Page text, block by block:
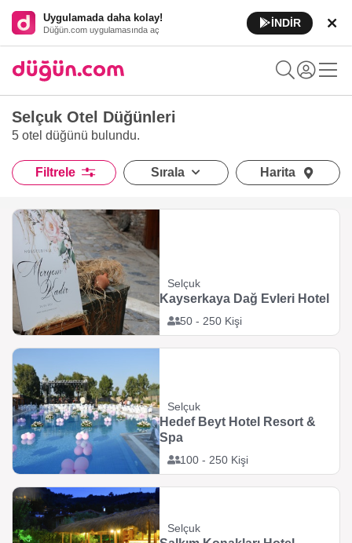
Uygulamada daha kolay!
Düğün.com uygulamasında aç
İNDİR
Selçuk Otel Düğünleri
5 otel düğünü bulundu.
Filtrele Sırala Harita
Selçuk
50 - 250 Kişi
Kayserkaya Dağ Evleri Hotel
Selçuk
100 - 250 Kişi
Hedef Beyt Hotel Resort &
Spa
Selçuk